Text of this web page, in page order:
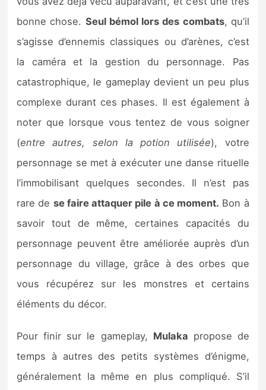
bonne chose. Seul bémol lors des combats, qu’il
s’agisse d’ennemis classiques ou d’arènes, c’est
la caméra et la gestion du personnage. Pas
catastrophique, le gameplay devient un peu plus
complexe durant ces phases. Il est également à
noter que lorsque vous tentez de vous soigner
(entre autres, selon la potion utilisée), votre
personnage se met à exécuter une danse rituelle
l’immobilisant quelques secondes. Il n’est pas
rare de se faire attaquer pile à ce moment. Bon à
savoir tout de même, certaines capacités du
personnage peuvent être améliorée auprès d’un
personnage du village, grâce à des orbes que
vous récupérez sur les monstres et certains
éléments du décor.
Pour finir sur le gameplay, Mulaka propose de
temps à autres des petits systèmes d’énigme,
généralement la même en plus compliqué. S’il